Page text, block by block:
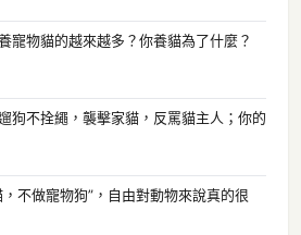
寵物貓的越來越多？你養貓為了什麼？
狗不拴繩，襲擊家貓，反罵貓主人；你的
不做寵物狗”，自由對動物來說真的很